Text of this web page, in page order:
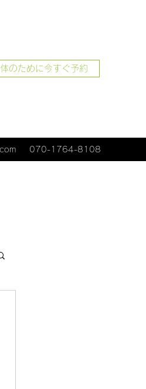
体のために今すぐ予約
070-1764-8108